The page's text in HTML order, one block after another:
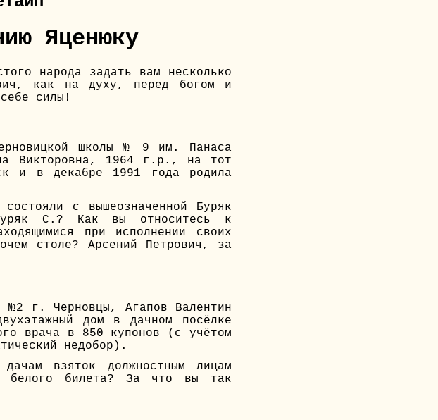
Яценюку
народа задать вам несколько
как на духу, перед богом и
силы!
школы № 9 им. Панаса
Викторовна, 1964 г.р., на тот
и в декабре 1991 года родила
с вышеозначенной Буряк
С.? Как вы относитесь к
при исполнении своих
столе? Арсений Петрович, за
№2 г. Черновцы, Агапов Валентин
дом в дачном посёлке
врача в 850 купонов (с учётом
недобор).
взяток должностным лицам
белого билета? За что вы так